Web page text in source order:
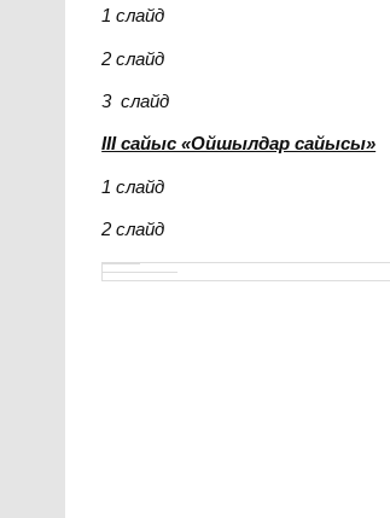
1 слайд
2 слайд
3 слайд
ІІІ сайыс «Ойшылдар сайысы»
1 слайд
2 слайд